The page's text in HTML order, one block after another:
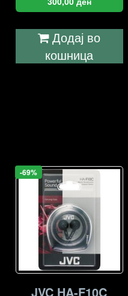
Додај во
кошница
-69%
JVC HA-F10C